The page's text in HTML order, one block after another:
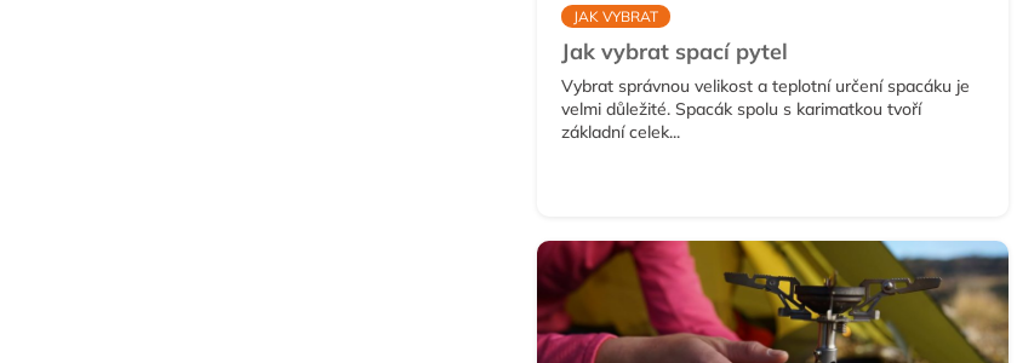
JAK VYBRAT
Jak vybrat spací pytel
Vybrat správnou velikost a teplotní určení spacáku je
velmi důležité. Spacák spolu s karimatkou tvoří
základní celek...